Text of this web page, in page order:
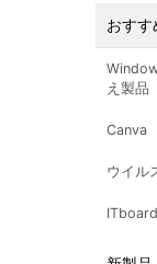
おすす
え製品
Canva
ウイル
ITboard